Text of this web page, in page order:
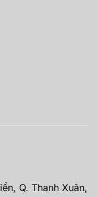
Q. Thanh Xuân,